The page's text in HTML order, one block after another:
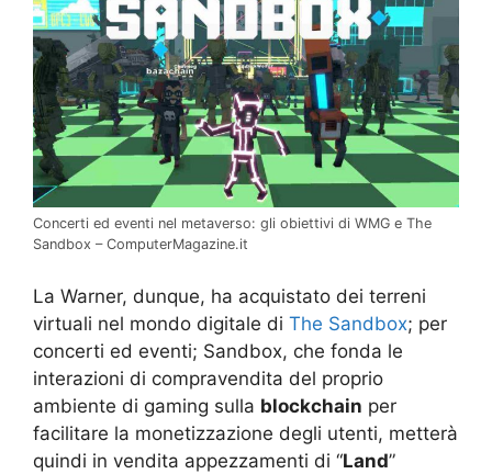
Concerti ed eventi nel metaverso: gli obiettivi di WMG e The
Sandbox – ComputerMagazine.it
La Warner, dunque, ha acquistato dei terreni
virtuali nel mondo digitale di The Sandbox; per
concerti ed eventi; Sandbox, che fonda le
interazioni di compravendita del proprio
ambiente di gaming sulla blockchain per
facilitare la monetizzazione degli utenti, metterà
quindi in vendita appezzamenti di “Land”